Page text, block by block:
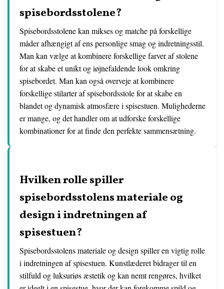
spisebordsstolene?
Spisebordsstolene kan mikses og matche på forskellige
måder afhængigt af ens personlige smag og indretningsstil.
Man kan vælge at kombinere forskellige farver af stolene
for at skabe et unikt og iøjnefaldende look omkring
spisebordet. Man kan også overveje at kombinere
forskellige stilarter af spisebordsstole for at skabe en
blandet og dynamisk atmosfære i spisestuen. Mulighederne
er mange, og det handler om at udforske forskellige
kombinationer for at finde den perfekte sammensætning.
Hvilken rolle spiller
spisebordsstolens materiale og
design i indretningen af
spisestuen?
Spisebordsstolens materiale og design spiller en vigtig rolle
i indretningen af spisestuen. Kunstlæderet bidrager til en
stilfuld og luksuriøs æstetik og kan nemt rengøres, hvilket